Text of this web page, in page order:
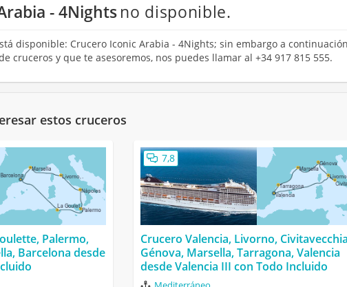
- 4Nightsno disponible.
disponible: Crucero Iconic Arabia - 4Nights; sin embargo a
cruceros y que te asesoremos, nos puedes llamar al +34 917 815 555.
estos cruceros
Palermo,
Barcelona desde
7,8
Crucero Valencia, Livorno,
Génova, Marsella, Tarragona, Valencia
desde Valencia III con Todo Incluido